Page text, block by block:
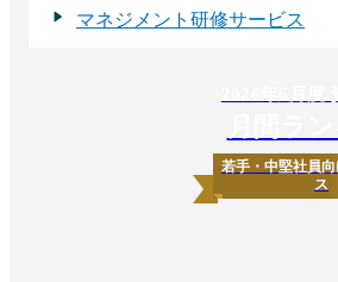
マネジメント研修サービス
若手・中堅社員
ス